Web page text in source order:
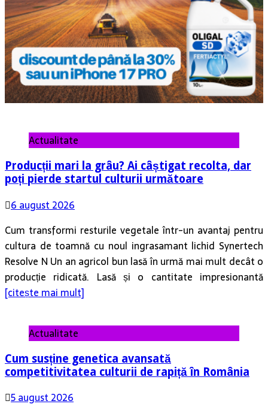
Producții mari la grâu? Ai câștigat recolta, dar
poți pierde startul culturii următoare
6 august 2026
Cum transformi resturile vegetale într-un avantaj pentru
cultura de toamnă cu noul ingrasamant lichid Synertech
Resolve N Un an agricol bun lasă în urmă mai mult decât o
producție ridicată. Lasă și o cantitate impresionantă
[citește mai mult]
Cum susține genetica avansată
competitivitatea culturii de rapiță în România
5 august 2026
În România, rapița a devenit mult mai mult decât o simplă